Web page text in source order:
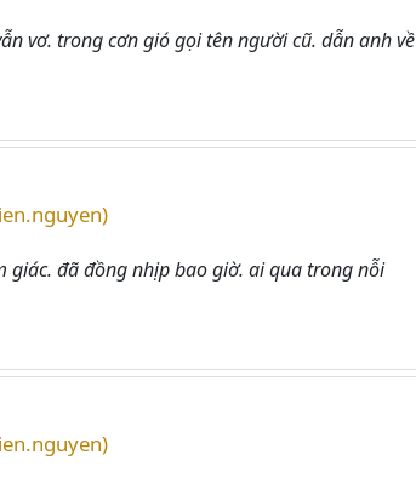
vơ. trong cơn gió gọi tên người cũ. dẫn anh về
giác. đã đồng nhịp bao giờ. ai qua trong nỗi